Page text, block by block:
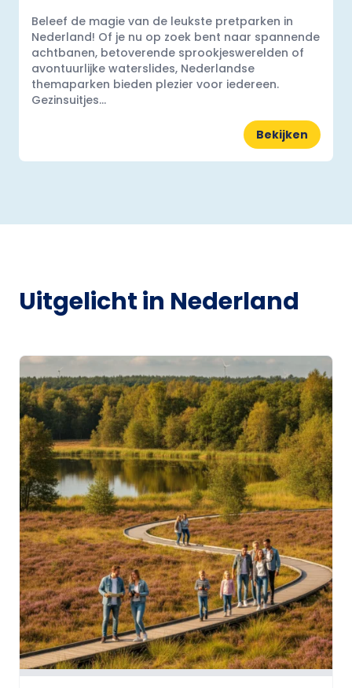
Beleef de magie van de leukste pretparken in
Nederland! Of je nu op zoek bent naar spannende
achtbanen, betoverende sprookjeswerelden of
avontuurlijke waterslides, Nederlandse
themaparken bieden plezier voor iedereen.
Gezinsuitjes...
Bekijken
Uitgelicht in Nederland